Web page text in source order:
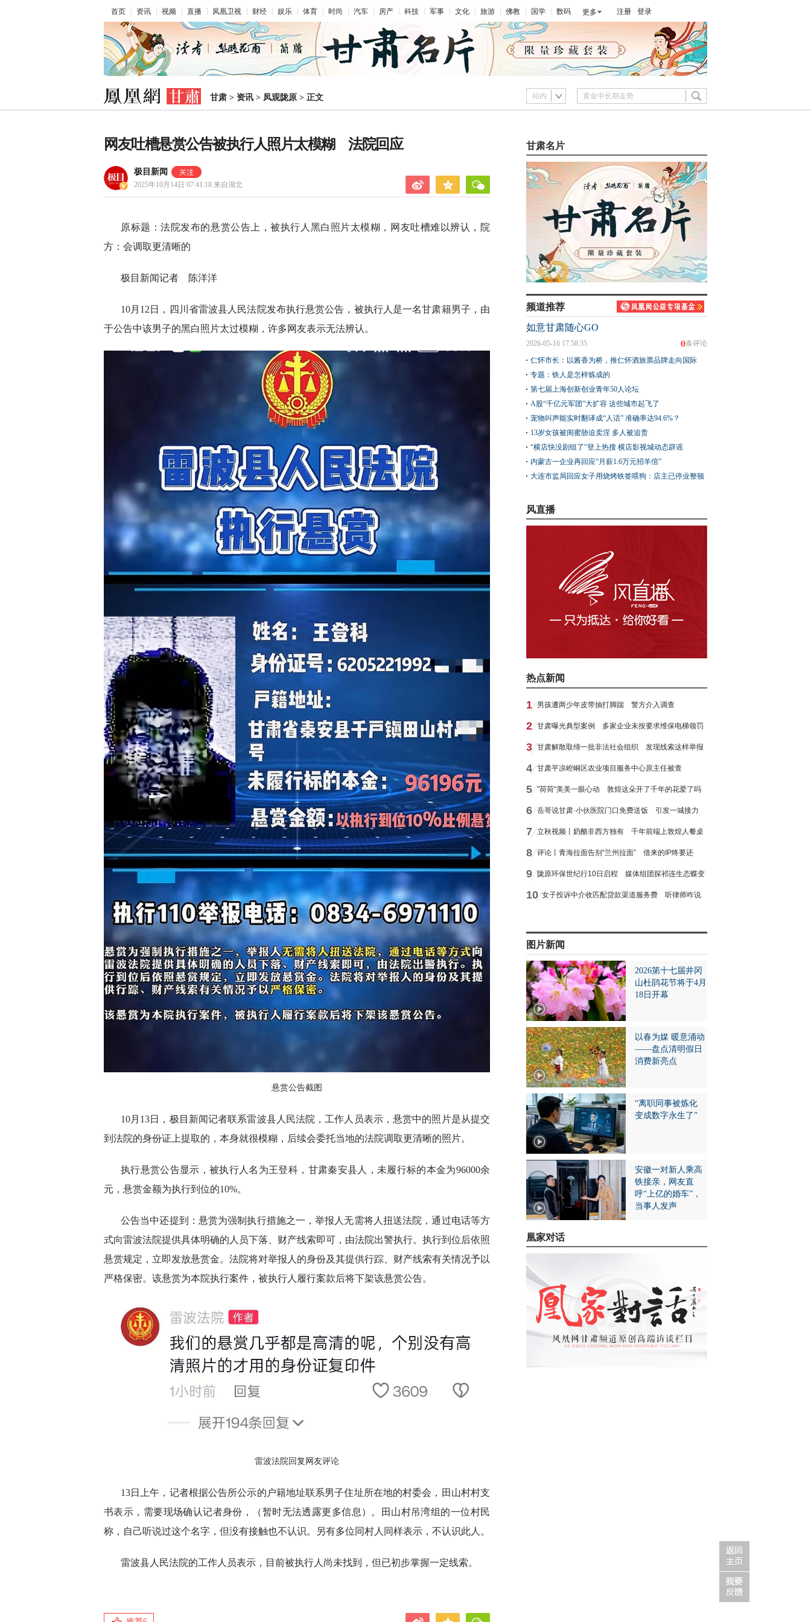
首页 资讯 视频 直播 凤凰卫视 财经 娱乐 体育 时尚 汽车 房产 科技 军事 文化 旅游 佛教 国学 数码 更多 注册 登录
甘肃 > 资讯 > 凤观陇原 > 正文 站内
网友吐槽悬赏公告被执行人照片太模糊 法院回应
极目新闻
2025年10月14日 07:41:18 来自湖北
原标题：法院发布的悬赏公告上，被执行人黑白照片太模糊，网友吐槽难以辨认，院
方：会调取更清晰的
极目新闻记者 陈洋洋
10月12日，四川省雷波县人民法院发布执行悬赏公告，被执行人是一名甘肃籍男子，由
于公告中该男子的黑白照片太过模糊，许多网友表示无法辨认。
悬赏公告截图
10月13日，极目新闻记者联系雷波县人民法院，工作人员表示，悬赏中的照片是从提交
到法院的身份证上提取的，本身就很模糊，后续会委托当地的法院调取更清晰的照片。
执行悬赏公告显示，被执行人名为王登科，甘肃秦安县人，未履行标的本金为96000余
元，悬赏金额为执行到位的10%。
公告当中还提到：悬赏为强制执行措施之一，举报人无需将人扭送法院，通过电话等方
式向雷波法院提供具体明确的人员下落、财产线索即可，由法院出警执行。执行到位后依照
悬赏规定，立即发放悬赏金。法院将对举报人的身份及其提供行踪、财产线索有关情况予以
严格保密。该悬赏为本院执行案件，被执行人履行案款后将下架该悬赏公告。
雷波法院回复网友评论
13日上午，记者根据公告所公示的户籍地址联系男子住址所在地的村委会，田山村村支
书表示，需要现场确认记者身份，（暂时无法透露更多信息）。田山村吊湾组的一位村民
称，自己听说过这个名字，但没有接触也不认识。另有多位同村人同样表示，不认识此人。
雷波县人民法院的工作人员表示，目前被执行人尚未找到，但已初步掌握一定线索。
甘肃名片
频道推荐
如意甘肃随心GO
0条评论
2026-05-16 17:58:35
仁怀市长：以酱香为桥，推仁怀酒旅票品牌走向国际
专题：铁人是怎样炼成的
第七届上海创新创业青年50人论坛
A股“千亿元军团”大扩容 这些城市起飞了
宠物叫声能实时翻译成“人话” 准确率达94.6%？
13岁女孩被闺蜜胁迫卖淫 多人被追责
“横店快没剧组了”登上热搜 横店影视城动态辟谣
内蒙古一企业再回应“月薪1.6万元招羊倌”
大连市监局回应女子用烧烤铁签喂狗：店主已停业整顿
风直播
热点新闻
1 男孩遭两少年皮带抽打脚踹 警方介入调查
2 甘肃曝光典型案例 多家企业未按要求维保电梯领罚
3 甘肃解散取缔一批非法社会组织 发现线索这样举报
4 甘肃平凉崆峒区农业项目服务中心原主任被查
5 "荷荷"美美一眼心动 敦煌这朵开了千年的花爱了吗
6 岳哥说甘肃·小伙医院门口免费送饭 引发一城接力
7 立秋视频丨奶酪非西方独有 千年前端上敦煌人餐桌
8 评论丨青海拉面告别“兰州拉面” 借来的IP终要还
9 陇原环保世纪行10日启程 媒体组团探祁连生态蝶变
10 女子投诉中介收匹配贷款渠道服务费 听律师咋说
图片新闻
2026第十七届井冈
山杜鹃花节将于4月
18日开幕
以春为媒 暖意涌动
——盘点清明假日
消费新亮点
“离职同事被炼化
变成数字永生了”
安徽一对新人乘高
铁接亲，网友直
呼“上亿的婚车”，
当事人发声
凰家对话